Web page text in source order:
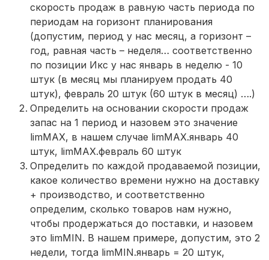
скорость продаж в равную часть периода по
периодам на горизонт планирования
(допустим, период у нас месяц, а горизонт –
год, равная часть – неделя… соответственно
по позиции Икс у нас январь в неделю - 10
штук (в месяц мы планируем продать 40
штук), февраль 20 штук (60 штук в месяц) ….)
Определить на основании скорости продаж
запас на 1 период и назовем это значение
limMAX, в нашем случае limMAX.январь 40
штук, limMAX.февраль 60 штук
Определить по каждой продаваемой позиции,
какое количество времени нужно на доставку
+ производство, и соответственно
определим, сколько товаров нам нужно,
чтобы продержаться до поставки, и назовем
это limMIN. В нашем примере, допустим, это 2
недели, тогда limMIN.январь = 20 штук,